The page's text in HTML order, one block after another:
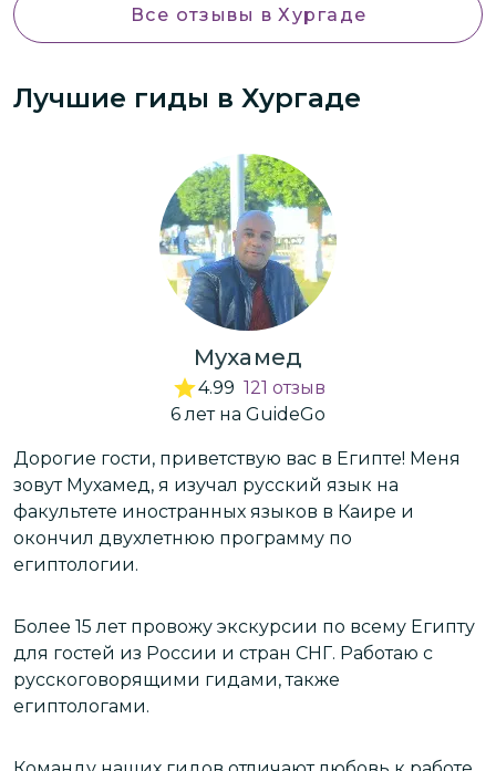
Все отзывы в Хургаде
Лучшие гиды в Хургаде
Мухамед
4.99 121 отзыв
6 летна GuideGo
Дорогие гости, приветствую вас в Египте! Меня
зовут Мухамед, я изучал русский язык на
факультете иностранных языков в Каире и
окончил двухлетнюю программу по
египтологии.
Более 15 лет провожу экскурсии по всему Египту
для гостей из России и стран СНГ. Работаю с
русскоговорящими гидами, также
египтологами.